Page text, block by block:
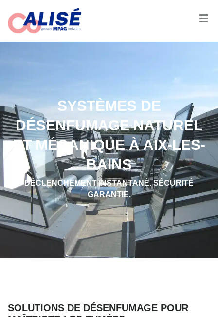
SYSTÈMES DE
DÉSENFUMAGE NATUREL
ET MÉCANIQUE À AIX-LES-
BAINS
DÉCLENCHEMENT INSTANTANÉ. SÉCURITÉ
GARANTIE.
SOLUTIONS DE DÉSENFUMAGE POUR